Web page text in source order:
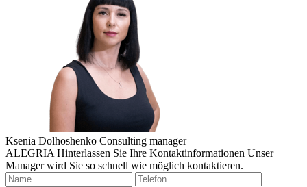
Ksenia Dolhoshenko Consulting manager
ALEGRIA Hinterlassen Sie Ihre Kontaktinformationen Unser
Manager wird Sie so schnell wie möglich kontaktieren.